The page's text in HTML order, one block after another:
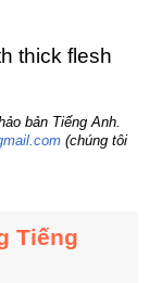
thick flesh
bản Tiếng Anh.
(chúng tôi
Tiếng